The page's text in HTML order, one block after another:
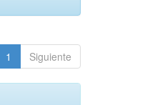
1 Siguiente